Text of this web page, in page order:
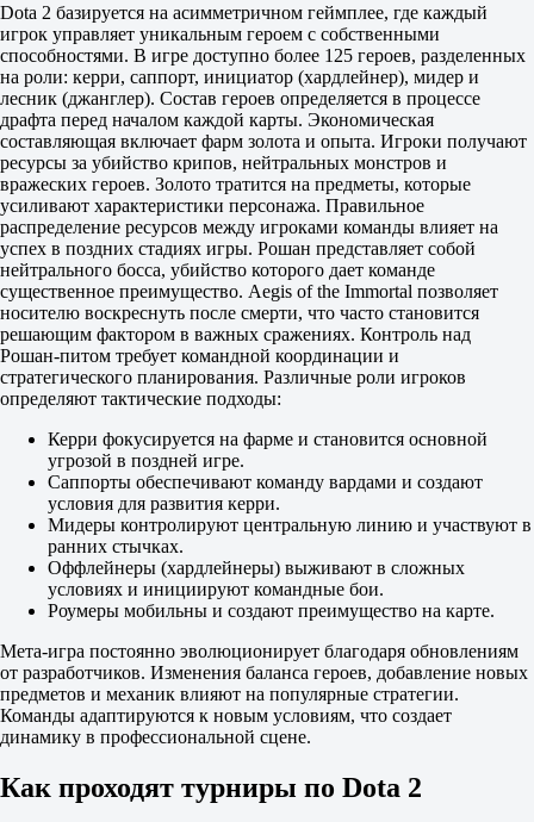
Team Yandex
Team Falcons
Team Spirit
BB Team
Aurora
1W Team
Nigma Galaxy
Team Liquid
ViCi Gaming
Xtreme Gaming
LGD Gaming
GamerLegion
Team Resilience
OG
L1ga Team
The International. Команда с наибольшим разнообразием героев
до 13.08 05:00
Да
Нет
Team Spirit
Team Yandex
Xtreme Gaming
BB Team
1W Team
Aurora
Team Liquid
ViCi Gaming
GamerLegion
Team Falcons
LGD Gaming
Nigma Galaxy
L1ga Team
Team Resilience
лагерей нейтралов за карту
Dota 2 базируется на асимметричном геймплее, где каждый
игрок управляет уникальным героем с собственными
способностями. В игре доступно более 125 героев, разделенных
на роли: керри, саппорт, инициатор (хардлейнер), мидер и
лесник (джанглер). Состав героев определяется в процессе
драфта перед началом каждой карты. Экономическая
составляющая включает фарм золота и опыта. Игроки получают
ресурсы за убийство крипов, нейтральных монстров и
вражеских героев. Золото тратится на предметы, которые
усиливают характеристики персонажа. Правильное
распределение ресурсов между игроками команды влияет на
успех в поздних стадиях игры. Рошан представляет собой
нейтрального босса, убийство которого дает команде
существенное преимущество. Aegis of the Immortal позволяет
носителю воскреснуть после смерти, что часто становится
решающим фактором в важных сражениях. Контроль над
Рошан-питом требует командной координации и
стратегического планирования. Различные роли игроков
определяют тактические подходы:
Керри фокусируется на фарме и становится основной
угрозой в поздней игре.
Саппорты обеспечивают команду вардами и создают
условия для развития керри.
Мидеры контролируют центральную линию и участвуют в
ранних стычках.
Оффлейнеры (хардлейнеры) выживают в сложных
условиях и инициируют командные бои.
Роумеры мобильны и создают преимущество на карте.
Мета-игра постоянно эволюционирует благодаря обновлениям
от разработчиков. Изменения баланса героев, добавление новых
предметов и механик влияют на популярные стратегии.
Команды адаптируются к новым условиям, что создает
динамику в профессиональной сцене.
Как проходят турниры по Dota 2